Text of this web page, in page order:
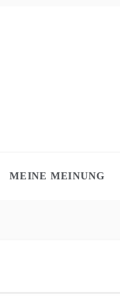
MEINE MEINUNG